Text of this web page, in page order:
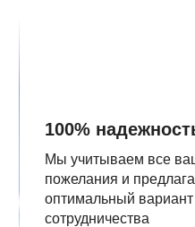
100%
Мы учитываем все
пожелания и
оптимальный вариант
сотрудничества